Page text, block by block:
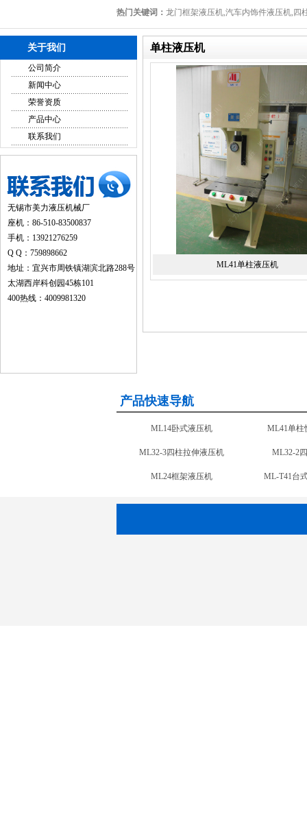
热门关键词： 龙门框架液压机,汽车内饰件液压机,四
关于我们
公司简介
新闻中心
荣誉资质
产品中心
联系我们
无锡市美力液压机械厂
座机：86-510-83500837
手机：13921276259
Q Q：759898662
地址：宜兴市周铁镇湖滨北路288号
太湖西岸科创园45栋101
400热线：4009981320
单柱液压机
ML41单柱液压机
产品快速导航
ML14卧式液压机 ML41单柱
ML32-3四柱拉伸液压机 ML32-2
ML24框架液压机 ML-T41台
ML-CNC2电液伺服液压机 ML-CNC1电